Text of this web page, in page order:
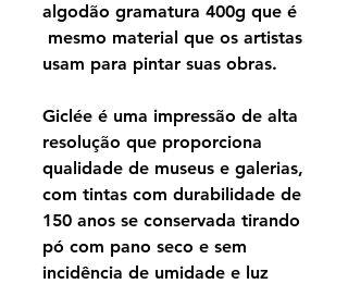
algodão gramatura 400g que é
mesmo material que os artistas
usam para pintar suas obras.
Giclée é uma impressão de alta
resolução que proporciona
qualidade de museus e galerias,
com tintas com durabilidade de
150 anos se conservada tirando
pó com pano seco e sem
incidência de umidade e luz